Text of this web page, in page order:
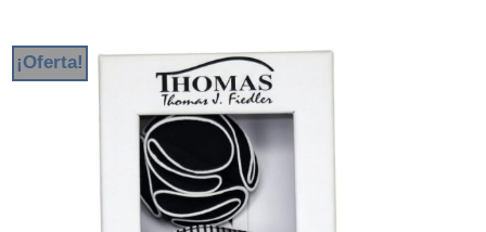
¡Oferta!